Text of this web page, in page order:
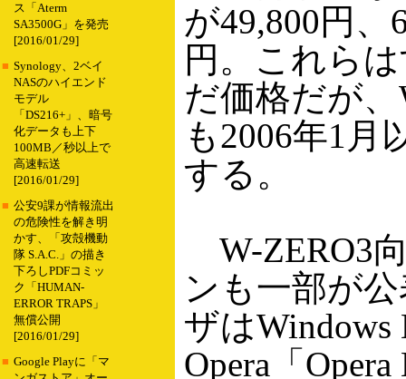
ス「Aterm
SA3500G」を発売
[2016/01/29]
■ Synology、2ベイ
NASのハイエンド
モデル
「DS216+」、暗号
化データも上下
100MB／秒以上で
高速転送
[2016/01/29]
■ 公安9課が情報流出
の危険性を解き明
かす、「攻殻機動
隊 S.A.C.」の描き
下ろしPDFコミッ
ク「HUMAN-
ERROR TRAPS」
無償公開
[2016/01/29]
■ Google Playに「マ
が49,800円、
円。これら
だ価格だが
も2006年1月
する。
W-ZERO3
ンも一部が
ザは
Opera「